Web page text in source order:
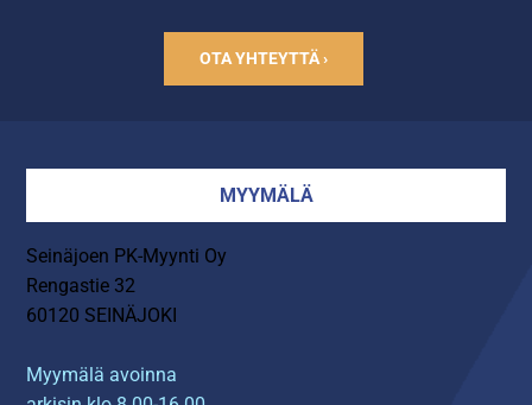
OTA YHTEYTTÄ ›
MYYMÄLÄ
Seinäjoen PK-Myynti Oy
Rengastie 32
60120 SEINÄJOKI
Myymälä avoinna